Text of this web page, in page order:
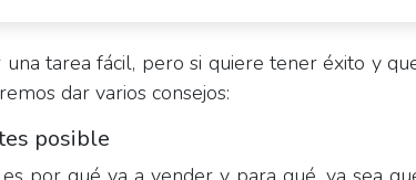
tarea fácil, pero si quiere tener éxito y
dar varios consejos:
posible